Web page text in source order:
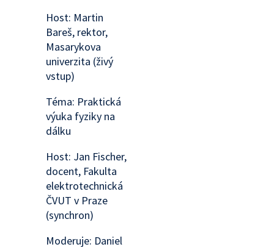
Host: Martin
Bareš, rektor,
Masarykova
univerzita (živý
vstup)
Téma: Praktická
výuka fyziky na
dálku
Host: Jan Fischer,
docent, Fakulta
elektrotechnická
ČVUT v Praze
(synchron)
Moderuje: Daniel